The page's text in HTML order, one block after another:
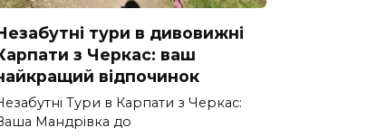
тури в дивовижні
з Черкас: ваш
відпочинок
Тури в Карпати з Черкас:
Мандрівка до